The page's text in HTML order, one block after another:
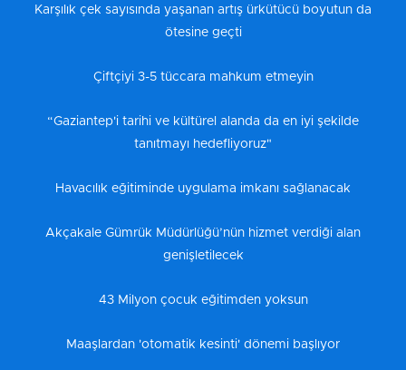
Karşılık çek sayısında yaşanan artış ürkütücü boyutun da
ötesine geçti
Çiftçiyi 3-5 tüccara mahkum etmeyin
“Gaziantep'i tarihi ve kültürel alanda da en iyi şekilde
tanıtmayı hedefliyoruz"
Havacılık eğitiminde uygulama imkanı sağlanacak
Akçakale Gümrük Müdürlüğü’nün hizmet verdiği alan
genişletilecek
43 Milyon çocuk eğitimden yoksun
Maaşlardan 'otomatik kesinti' dönemi başlıyor